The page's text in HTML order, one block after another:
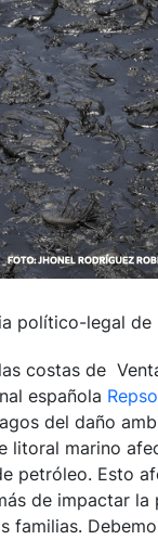
político-legal de
costas de
española
del daño
litoral marino
petróleo. Esto
de impactar la
familias.